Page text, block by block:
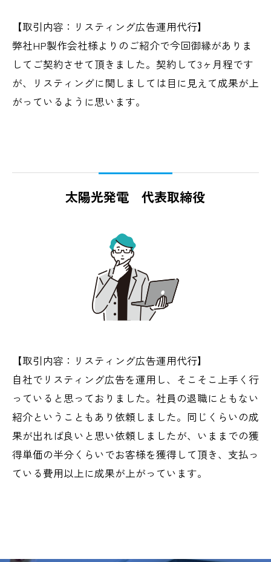
【取引内容：リスティング広告運用代行】
弊社HP製作会社様よりのご紹介で今回御縁がありま
してご契約させて頂きました。契約して3ヶ月程です
が、リスティングに関しましては目に見えて成果が上
がっているように思います。
太陽光発電 代表取締役
【取引内容：リスティング広告運用代行】
自社でリスティング広告を運用し、そこそこ上手く行
っていると思っておりました。社員の退職にともない
紹介ということもあり依頼しました。同じくらいの成
果が出れば良いと思い依頼しましたが、いままでの獲
得単価の半分くらいでお客様を獲得して頂き、支払っ
ている費用以上に成果が上がっています。